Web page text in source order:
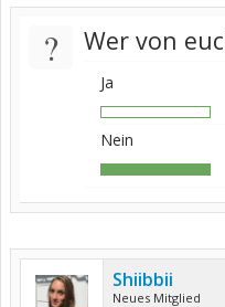
? Wer von
Ja
Nein
Shiibbii
Neues Mitglied